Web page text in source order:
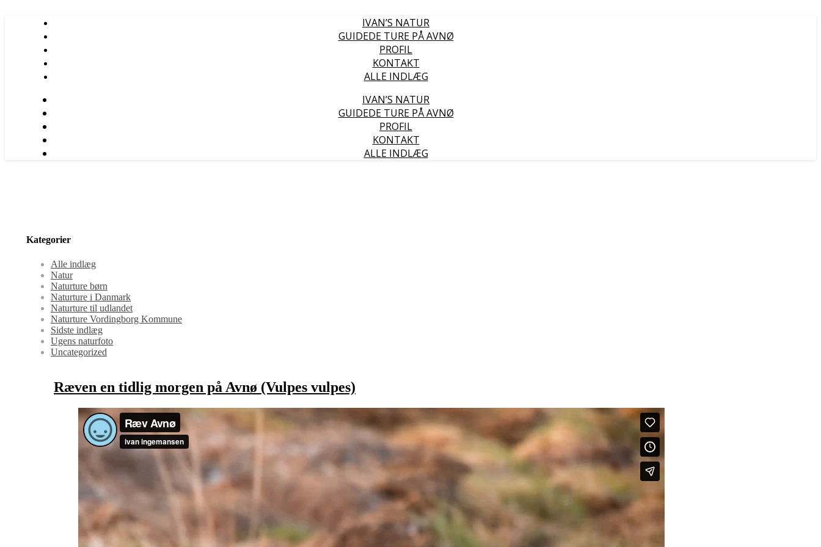
IVAN’S NATUR
GUIDEDE TURE PÅ AVNØ
PROFIL
KONTAKT
ALLE INDLÆG
IVAN’S NATUR
GUIDEDE TURE PÅ AVNØ
PROFIL
KONTAKT
ALLE INDLÆG
Kategorier
Alle indlæg
Natur
Naturture børn
Naturture i Danmark
Naturture til udlandet
Naturture Vordingborg Kommune
Sidste indlæg
Ugens naturfoto
Uncategorized
Ræven en tidlig morgen på Avnø (Vulpes vulpes)